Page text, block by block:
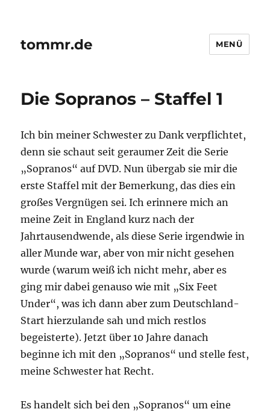
tommr.de MENÜ
Die Sopranos – Staffel 1
Ich bin meiner Schwester zu Dank verpflichtet,
denn sie schaut seit geraumer Zeit die Serie
„Sopranos“ auf DVD. Nun übergab sie mir die
erste Staffel mit der Bemerkung, das dies ein
großes Vergnügen sei. Ich erinnere mich an
meine Zeit in England kurz nach der
Jahrtausendwende, als diese Serie irgendwie in
aller Munde war, aber von mir nicht gesehen
wurde (warum weiß ich nicht mehr, aber es
ging mir dabei genauso wie mit „Six Feet
Under“, was ich dann aber zum Deutschland-
Start hierzulande sah und mich restlos
begeisterte). Jetzt über 10 Jahre danach
beginne ich mit den „Sopranos“ und stelle fest,
meine Schwester hat Recht.
Es handelt sich bei den „Sopranos“ um eine